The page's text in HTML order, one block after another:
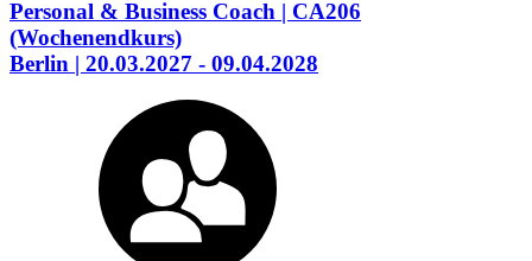
Personal & Business Coach | CA206
(Wochenendkurs)
Berlin | 20.03.2027 - 09.04.2028